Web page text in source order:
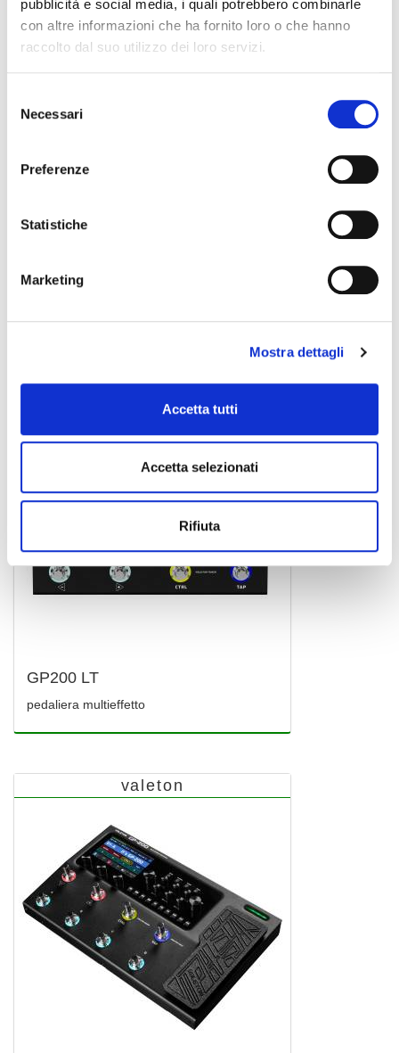
pubblicità e social media, i quali potrebbero combinarle
con altre informazioni che ha fornito loro o che hanno
raccolto dal suo utilizzo dei loro servizi.
delNecessari
Preferenze
Statistiche
Marketing
Mostra dettagli
Accetta tutti
Accetta selezionati
Rifiuta
pedale multieffetto
GP200 LT
pedaliera multieffetto
valeton